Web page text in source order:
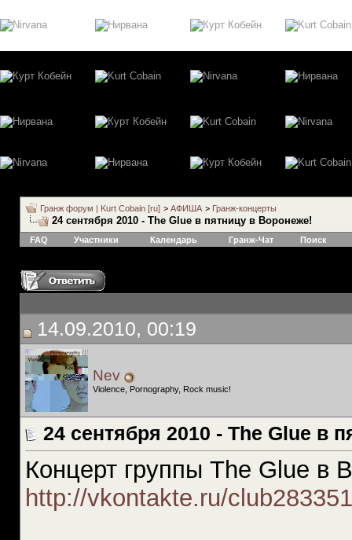
Гранж форум | Kurt Cobain [ru] > АФИША > Гранж-концерты
24 сентября 2010 - The Glue в пятницу в Воронеже!
FAQ Участники Календарь Гранж-Чат Поиск
14.09.2010, 00:19
Nev
Violence, Pornography, Rock music!
24 сентября 2010 - The Glue в
Концерт группы The Glue в
http://vkontakte.ru/club283351